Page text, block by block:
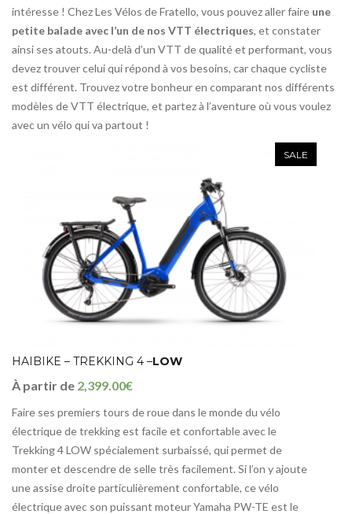
intéresse ! Chez Les Vélos de Fratello, vous pouvez aller faire une
petite balade avec l’un de nos VTT électriques, et constater
ainsi ses atouts. Au-delà d’un VTT de qualité et performant, vous
devez trouver celui qui répond à vos besoins, car chaque cycliste
est différent. Trouvez votre bonheur en comparant nos différents
modèles de VTT électrique, et partez à l’aventure où vous voulez
avec un vélo qui va partout !
SALE
HAIBIKE – TREKKING 4 –LOW
À partir de 2,399.00€
Faire ses premiers tours de roue dans le monde du vélo
électrique de trekking est facile et confortable avec le
Trekking 4 LOW spécialement surbaissé, qui permet de
monter et descendre de selle très facilement. Si l’on y ajoute
une assise droite particulièrement confortable, ce vélo
électrique avec son puissant moteur Yamaha PW-TE est le